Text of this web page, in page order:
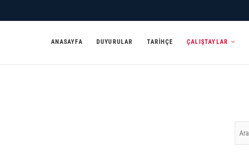
ANASAYFA DUYURULAR TARIHÇE ÇALIŞTAYLAR